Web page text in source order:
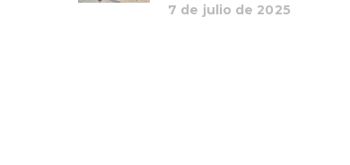
7 de julio de 2025